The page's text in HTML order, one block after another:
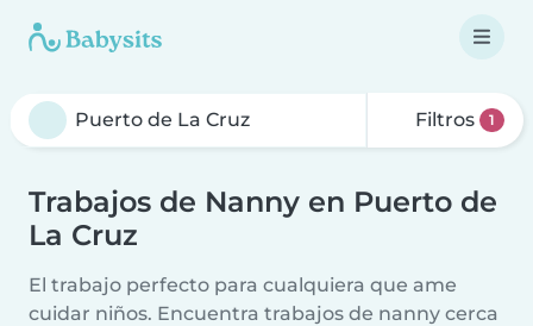
Filtros 1
Trabajos de Nanny en Puerto de
La Cruz
El trabajo perfecto para cualquiera que ame
cuidar niños. Encuentra trabajos de nanny cerca